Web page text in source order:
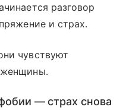
разговор
и страх.
чувствуют
женщины.
— страх снова